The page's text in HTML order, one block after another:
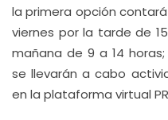
la primera opción
viernes por la tarde de
mañana de 9 a 14
se llevarán a cabo
en la plataforma virtual